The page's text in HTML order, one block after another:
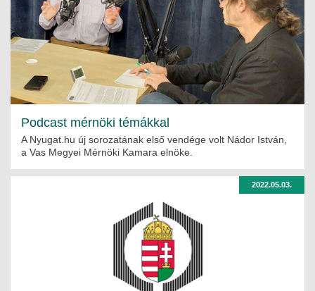
Podcast mérnöki témákkal
A Nyugat.hu új sorozatának első vendége volt Nádor István,
a Vas Megyei Mérnöki Kamara elnöke.
2022.05.03.